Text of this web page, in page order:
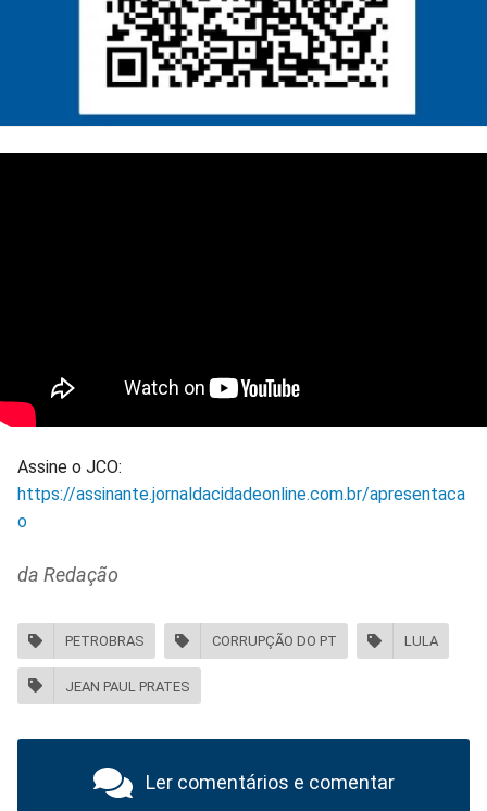
Assine o JCO:
https://assinante.jornaldacidadeonline.com.br/apresentaca
o
da Redação
PETROBRAS CORRUPÇÃO DO PT LULA
JEAN PAUL PRATES
Ler comentários e comentar